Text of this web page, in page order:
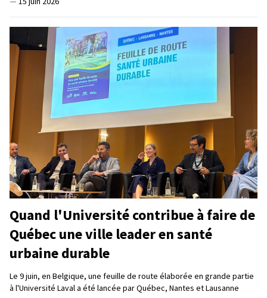
Quand l'Université contribue à faire de
Québec une ville leader en santé
urbaine durable
Le 9 juin, en Belgique, une feuille de route élaborée en grande partie
à l'Université Laval a été lancée par Québec, Nantes et Lausanne